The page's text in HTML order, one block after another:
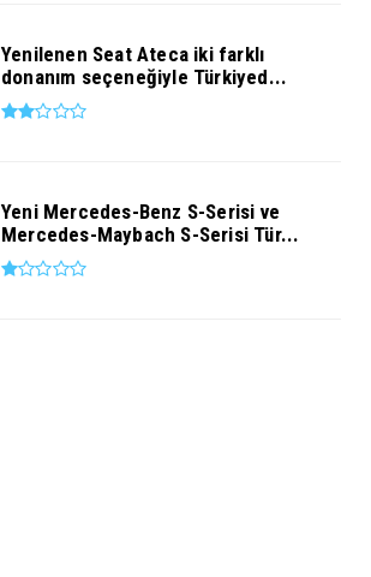
Yenilenen Seat Ateca iki farklı
donanım seçeneğiyle Türkiyed...
Yeni Mercedes-Benz S-Serisi ve
Mercedes-Maybach S-Serisi Tür...